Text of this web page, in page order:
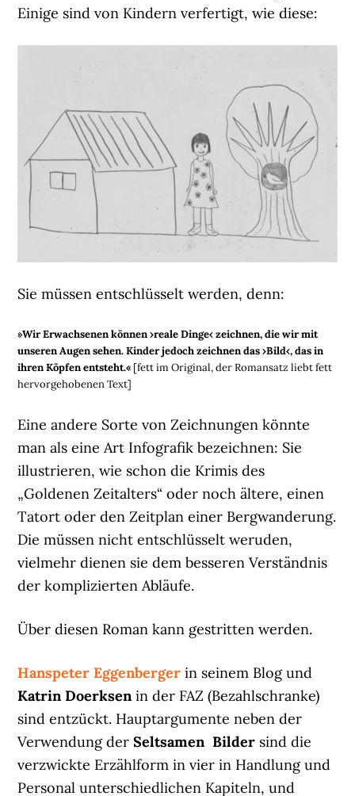
Einige sind von Kindern verfertigt, wie diese:
Sie müssen entschlüsselt werden, denn:
»Wir Erwachsenen können ›reale Dinge‹ zeichnen, die wir mit
unseren Augen sehen. Kinder jedoch zeichnen das ›Bild‹, das in
ihren Köpfen entsteht.« [fett im Original, der Romansatz liebt fett
hervorgehobenen Text]
Eine andere Sorte von Zeichnungen könnte
man als eine Art Infografik bezeichnen: Sie
illustrieren, wie schon die Krimis des
„Goldenen Zeitalters“ oder noch ältere, einen
Tatort oder den Zeitplan einer Bergwanderung.
Die müssen nicht entschlüsselt weruden,
vielmehr dienen sie dem besseren Verständnis
der komplizierten Abläufe.
Über diesen Roman kann gestritten werden.
Hanspeter Eggenberger in seinem Blog und
Katrin Doerksenin der FAZ (Bezahlschranke)
sind entzückt. Hauptargumente neben der
Verwendung derSeltsamen Bilder sind die
verzwickte Erzählform in vier in Handlung und
Personal unterschiedlichen Kapiteln, und